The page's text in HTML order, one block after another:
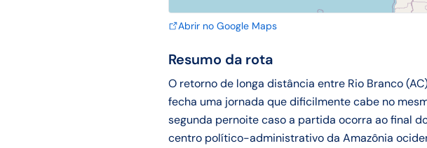
Abrir no Google Maps
Resumo da rota
O retorno de longa distância entre Rio Branco
fecha uma jornada que dificilmente cabe no
segunda pernoite caso a partida ocorra ao final
centro político-administrativo da Amazônia